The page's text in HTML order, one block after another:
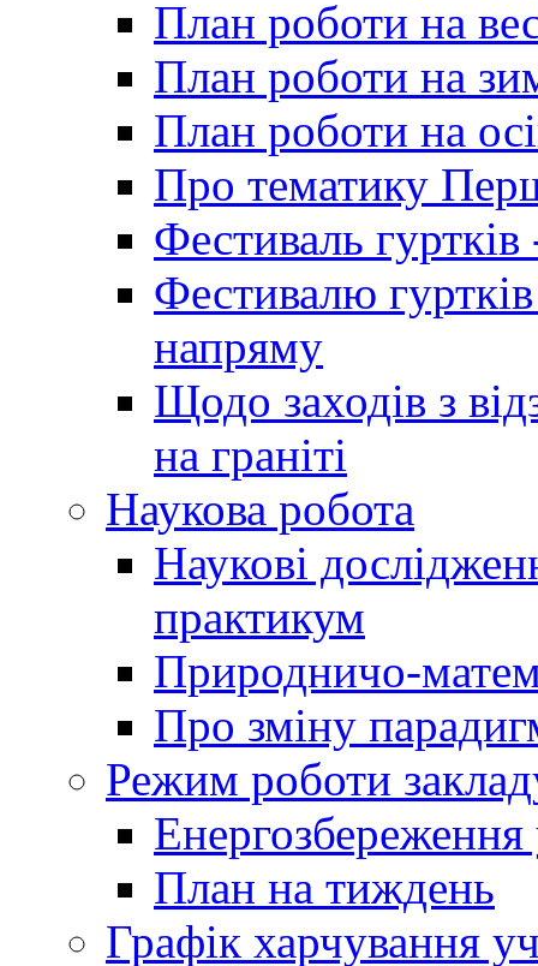
План роботи на
План роботи на
План роботи на
Про тематику
Фестиваль
Фестивалю
напряму
Щодо заходів з
на граніті
Наукова робота
Наукові
практикум
Природничо-
Про зміну
Режим роботи
Енергозбереження
План на тиждень
Графік харчування